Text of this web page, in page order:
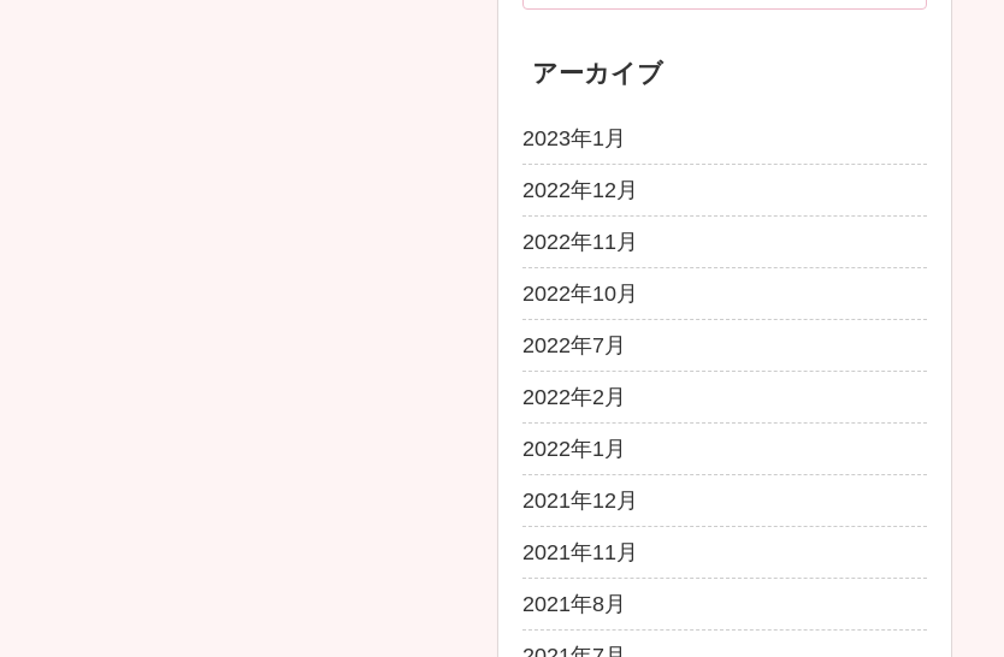
アーカイブ
2023年1月
2022年12月
2022年11月
2022年10月
2022年7月
2022年2月
2022年1月
2021年12月
2021年11月
2021年8月